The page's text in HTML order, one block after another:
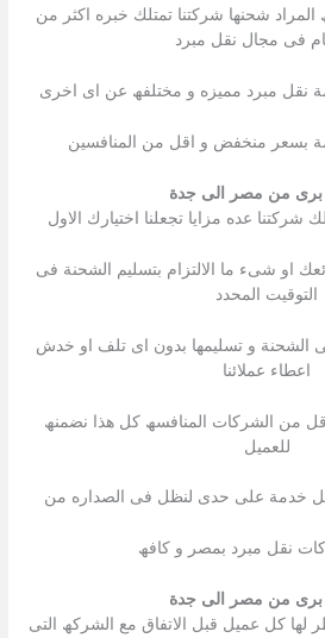
شحنھا شركتنا تمتلك خبره اكثر من
نقل مبرد ممیزه و مختلفھ عن اى اخرى
بسعر منخفض و اقل من المنافسین
من مصر الى جدة
شركتنا عده مزایا تجعلنا اختیارك الاول
او شىء ما الالتزام بتسلیم الشحنة فى
التوقیت المحدد
الشحنة و تسلیمھا بدون اى تلف او خدش
اعطاء عملائنا
من الشركات المنافسھ كل ھذا نضمنھ
للعمیل
كل خدمة على حدى لنظل فى الصداره من
نقل مبرد بمصر و كافھ
من مصر الى جدة
لھا كل عمیل قبل الاتفاق مع الشركھ التى